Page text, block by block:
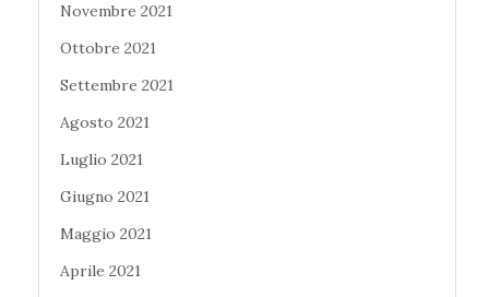
Novembre 2021
Ottobre 2021
Settembre 2021
Agosto 2021
Luglio 2021
Giugno 2021
Maggio 2021
Aprile 2021